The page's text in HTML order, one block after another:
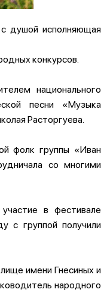
душой исполняющая
конкурсов.
национального
песни «Музыка
Расторгуева.
фолк группы «Иван
со многими
в фестивале
с группой получили
имени Гнесиных и
народного